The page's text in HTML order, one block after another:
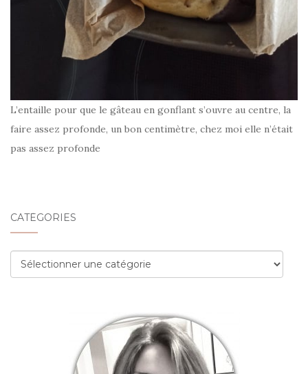
L’entaille pour que le gâteau en gonflant s’ouvre au centre, la
faire assez profonde, un bon centimètre, chez moi elle n’était
pas assez profonde
CATÉGORIES
Catégories